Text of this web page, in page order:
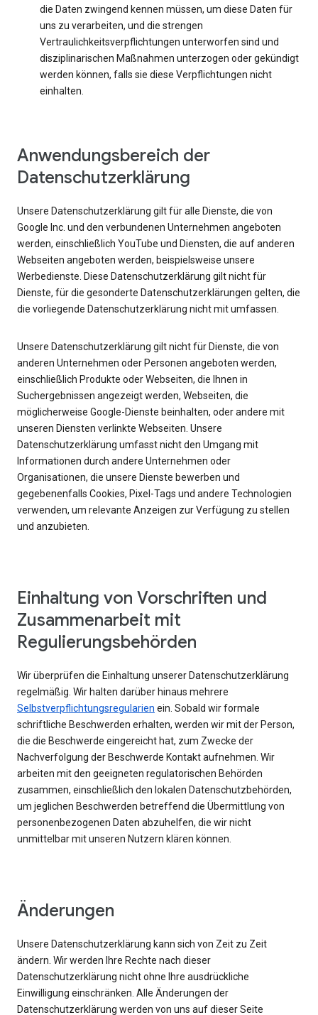
die Daten zwingend kennen müssen, um diese Daten für
uns zu verarbeiten, und die strengen
Vertraulichkeitsverpflichtungen unterworfen sind und
disziplinarischen Maßnahmen unterzogen oder gekündigt
werden können, falls sie diese Verpflichtungen nicht
einhalten.
Anwendungsbereich der
Datenschutzerklärung
Unsere Datenschutzerklärung gilt für alle Dienste, die von
Google Inc. und den verbundenen Unternehmen angeboten
werden, einschließlich YouTube und Diensten, die auf anderen
Webseiten angeboten werden, beispielsweise unsere
Werbedienste. Diese Datenschutzerklärung gilt nicht für
Dienste, für die gesonderte Datenschutzerklärungen gelten, die
die vorliegende Datenschutzerklärung nicht mit umfassen.
Unsere Datenschutzerklärung gilt nicht für Dienste, die von
anderen Unternehmen oder Personen angeboten werden,
einschließlich Produkte oder Webseiten, die Ihnen in
Suchergebnissen angezeigt werden, Webseiten, die
möglicherweise Google-Dienste beinhalten, oder andere mit
unseren Diensten verlinkte Webseiten. Unsere
Datenschutzerklärung umfasst nicht den Umgang mit
Informationen durch andere Unternehmen oder
Organisationen, die unsere Dienste bewerben und
gegebenenfalls Cookies, Pixel-Tags und andere Technologien
verwenden, um relevante Anzeigen zur Verfügung zu stellen
und anzubieten.
Einhaltung von Vorschriften und
Zusammenarbeit mit
Regulierungsbehörden
Wir überprüfen die Einhaltung unserer Datenschutzerklärung
regelmäßig. Wir halten darüber hinaus mehrere
Selbstverpflichtungsregularien ein. Sobald wir formale
schriftliche Beschwerden erhalten, werden wir mit der Person,
die die Beschwerde eingereicht hat, zum Zwecke der
Nachverfolgung der Beschwerde Kontakt aufnehmen. Wir
arbeiten mit den geeigneten regulatorischen Behörden
zusammen, einschließlich den lokalen Datenschutzbehörden,
um jeglichen Beschwerden betreffend die Übermittlung von
personenbezogenen Daten abzuhelfen, die wir nicht
unmittelbar mit unseren Nutzern klären können.
Änderungen
Unsere Datenschutzerklärung kann sich von Zeit zu Zeit
ändern. Wir werden Ihre Rechte nach dieser
Datenschutzerklärung nicht ohne Ihre ausdrückliche
Einwilligung einschränken. Alle Änderungen der
Datenschutzerklärung werden von uns auf dieser Seite